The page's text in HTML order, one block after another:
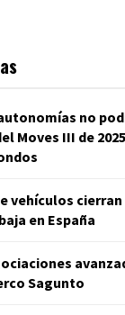
no
Moves III de
vehículos
en España
Sagunto